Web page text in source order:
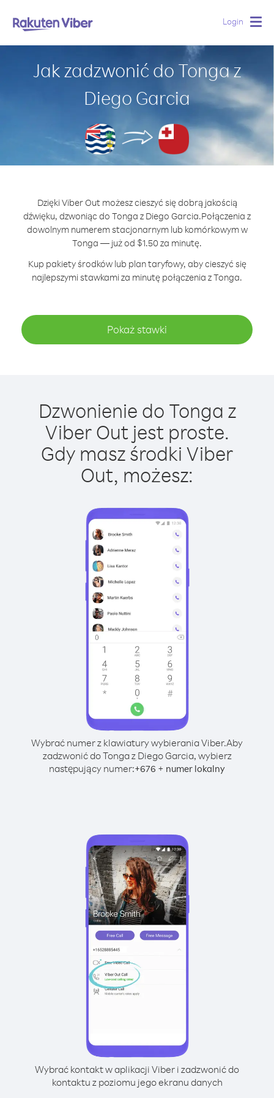
Login
Jak zadzwonić do Tonga z
Diego Garcia
Dzięki Viber Out możesz cieszyć się dobrą jakością
dźwięku, dzwoniąc do Tonga z Diego Garcia.Połączenia z
dowolnym numerem stacjonarnym lub komórkowym w
Tonga — już od $1.50 za minutę.
Kup pakiety środków lub plan taryfowy, aby cieszyć się
najlepszymi stawkami za minutę połączenia z Tonga.
Pokaż stawki
Dzwonienie do Tonga z
Viber Out jest proste.
Gdy masz środki Viber
Out, możesz:
Wybrać numer z klawiatury wybierania Viber.Aby
zadzwonić do Tonga z Diego Garcia, wybierz
następujący numer:+676 + numer lokalny
Wybrać kontakt w aplikacji Viber i zadzwonić do
kontaktu z poziomu jego ekranu danych